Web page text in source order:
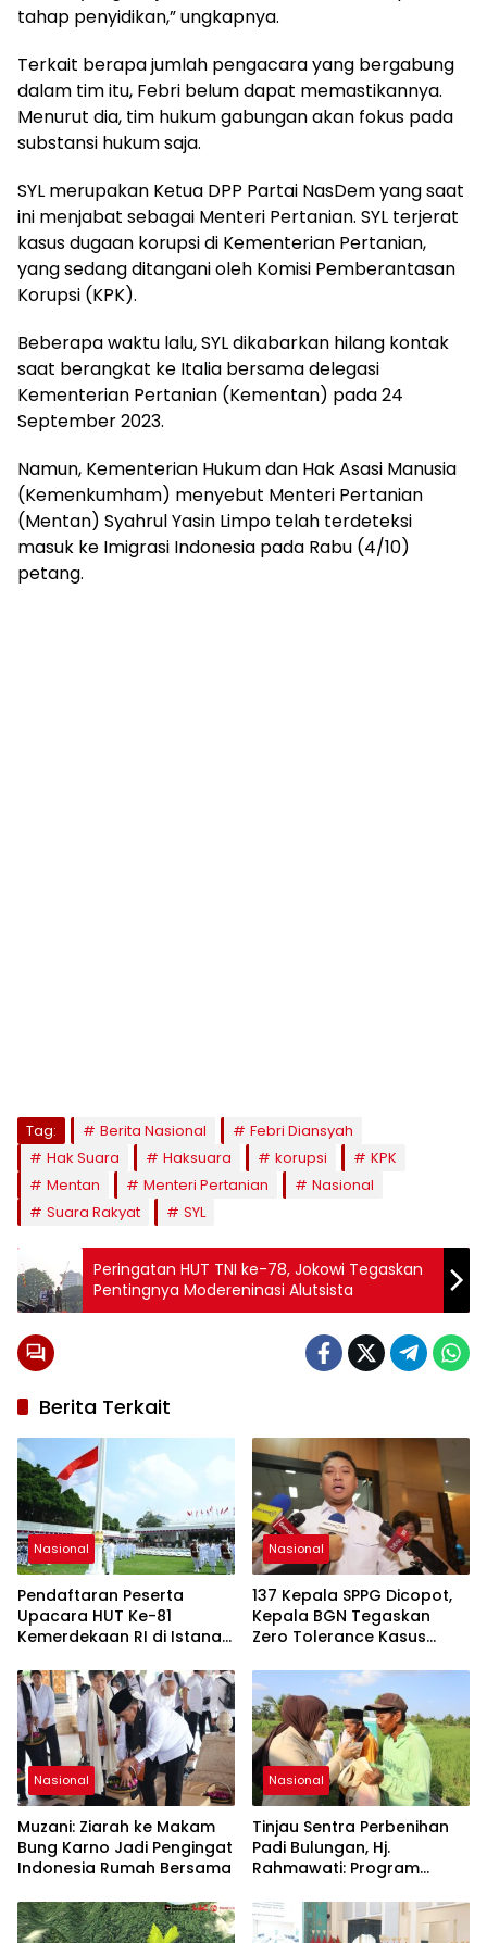
tahap penyidikan,” ungkapnya.
Terkait berapa jumlah pengacara yang bergabung
dalam tim itu, Febri belum dapat memastikannya.
Menurut dia, tim hukum gabungan akan fokus pada
substansi hukum saja.
SYL merupakan Ketua DPP Partai NasDem yang saat
ini menjabat sebagai Menteri Pertanian. SYL terjerat
kasus dugaan korupsi di Kementerian Pertanian,
yang sedang ditangani oleh Komisi Pemberantasan
Korupsi (KPK).
Beberapa waktu lalu, SYL dikabarkan hilang kontak
saat berangkat ke Italia bersama delegasi
Kementerian Pertanian (Kementan) pada 24
September 2023.
Namun, Kementerian Hukum dan Hak Asasi Manusia
(Kemenkumham) menyebut Menteri Pertanian
(Mentan) Syahrul Yasin Limpo telah terdeteksi
masuk ke Imigrasi Indonesia pada Rabu (4/10)
petang.
Tag: Berita Nasional
Febri Diansyah
Hak Suara
Haksuara korupsi
KPK
Mentan
Menteri Pertanian
Nasional
Suara Rakyat
SYL
Peringatan HUT TNI ke-78, Jokowi Tegaskan
Pentingnya Modereninasi Alutsista
Berita Terkait
Nasional
Pendaftaran Peserta
Upacara HUT Ke-81
Kemerdekaan RI di Istana
Ini 5 Agustus 2026
Nasional
137 Kepala SPPG Dicopot,
Kepala BGN Tegaskan
Zero Tolerance Kasus
Nasional
Muzani: Ziarah ke Makam
Bung Karno Jadi Pengingat
Indonesia Rumah Bersama
Nasional
Tinjau Sentra Perbenihan
Padi Bulungan, Hj.
Rahmawati: Program
Optimistis